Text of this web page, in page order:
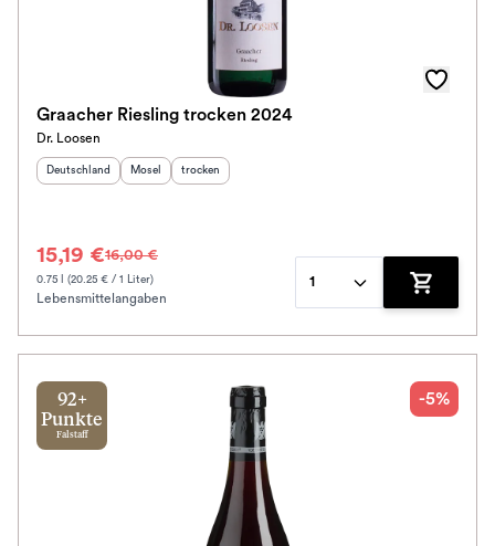
Graacher Riesling trocken 2024
Dr. Loosen
Herkunftsland
Deutschland Herkunftsregion:
Mosel Geschmack
trocken
15,19 €16,00 €
0.75 l (20.25 € / 1 Liter)
Lebensmittelangaben
1
Zum
92+
Punkte
Falstaff
-5%